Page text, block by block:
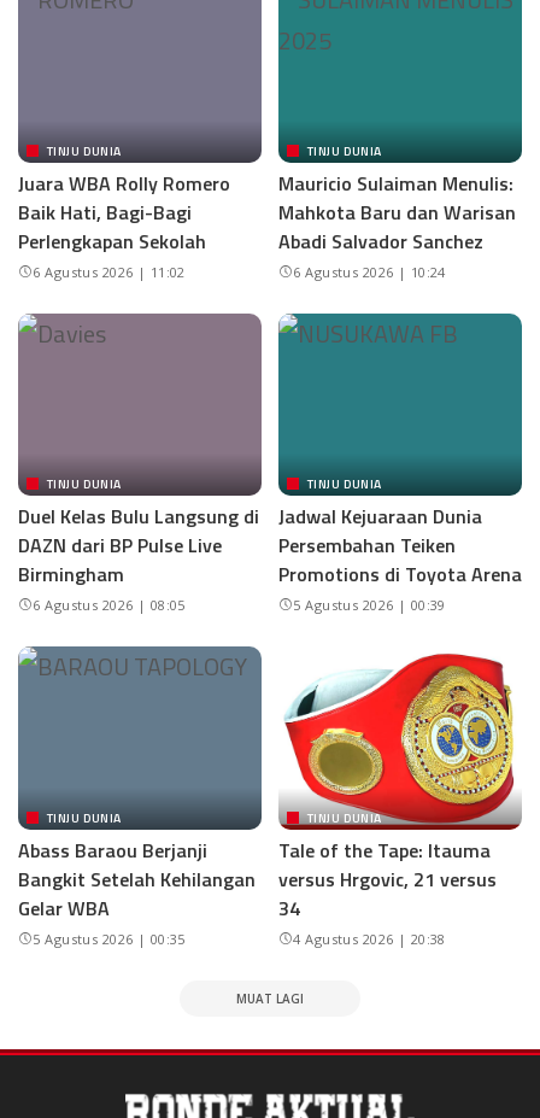
TINJU DUNIA
Juara WBA Rolly Romero
Baik Hati, Bagi-Bagi
Perlengkapan Sekolah
6 Agustus 2026 | 11:02
TINJU DUNIA
Mauricio Sulaiman Menulis:
Mahkota Baru dan Warisan
Abadi Salvador Sanchez
6 Agustus 2026 | 10:24
TINJU DUNIA
Duel Kelas Bulu Langsung di
DAZN dari BP Pulse Live
Birmingham
6 Agustus 2026 | 08:05
TINJU DUNIA
Jadwal Kejuaraan Dunia
Persembahan Teiken
Promotions di Toyota Arena
5 Agustus 2026 | 00:39
TINJU DUNIA
Abass Baraou Berjanji
Bangkit Setelah Kehilangan
Gelar WBA
5 Agustus 2026 | 00:35
TINJU DUNIA
Tale of the Tape: Itauma
versus Hrgovic, 21 versus
34
4 Agustus 2026 | 20:38
MUAT LAGI